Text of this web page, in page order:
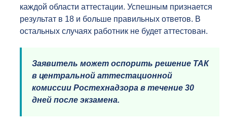
каждой области аттестации. Успешным признается
результат в 18 и больше правильных ответов. В
остальных случаях работник не будет аттестован.
Заявитель может оспорить решение ТАК
в центральной аттестационной
комиссии Ростехнадзора в течение 30
дней после экзамена.